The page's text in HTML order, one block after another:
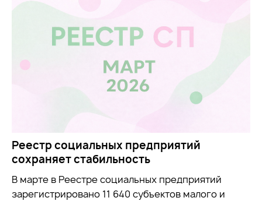
Реестр социальных предприятий
сохраняет стабильность
В марте в Реестре социальных предприятий
зарегистрировано 11 640 субъектов малого и